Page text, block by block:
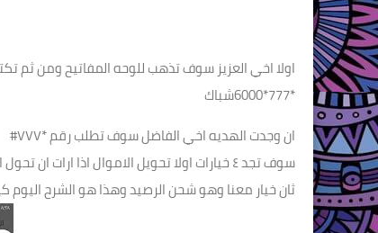
اولا اخي العزيز سوف تذهب للوحه المفاتيح ومن
*777*6000شباك
ان وجدت الهديه اخي الفاضل سوف تطلب رقم *٧٧٧#
سوف تجد ٤ خيارات اولا تحويل الاموال اذا ارات ان تحول اموال لاي شخص يمكنك من خلال هذا الخانه تحويل الاموال بسهول
ثان خيار معنا وهو شحن الرصيد وهذا هو الشرح